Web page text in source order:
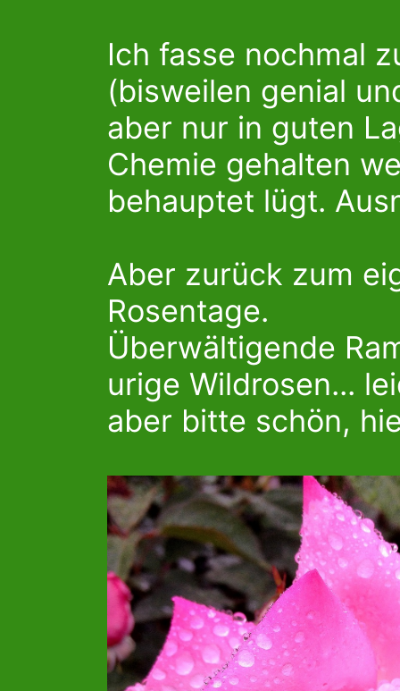
Ich fasse nochmal
(bisweilen genial
aber nur in guten
Chemie gehalten
behauptet lügt.
Aber zurück zum
Rosentage.
Überwältigende
urige Wildrosen...
aber bitte schön,